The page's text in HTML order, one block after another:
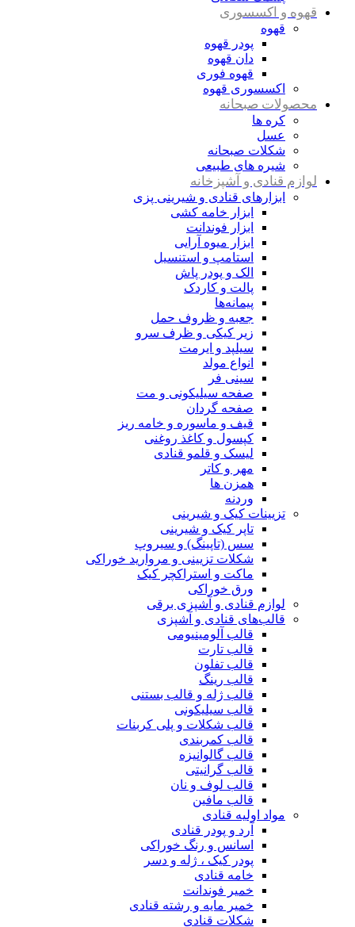
قهوه و اکسسوری
قهوه
پودر قهوه
دان قهوه
قهوه فوری
اکسسوری قهوه
محصولات صبحانه
کره ها
عسل
شکلات صبحانه
شیره های طبیعی
لوازم قنادی و آشپزخانه
ابزارهای قنادی و شیرینی پزی
ابزار خامه کشی
ابزار فوندانت
ابزار میوه آرایی
استامپ و استنسیل
الک و پودر پاش
پالت و کاردک
پیمانه‌ها
جعبه و ظروف حمل
زیر کیکی و ظرف سرو
سیلپد و ایرمت
انواع مولد
سینی فر
صفحه سیلیکونی و مت
صفحه گردان
قیف و ماسوره و خامه ریز
کپسول و کاغذ روغنی
لیسک و قلمو قنادی
مهر و کاتر
همزن ها
وردنه
تزیینات کیک و شیرینی
تاپر کیک و شیرینی
سس (تاپینگ) و سیروپ
شکلات تزیینی و مروارید خوراکی
ماکت و استراکچر کیک
ورق خوراکی
لوازم قنادی و آشپزی برقی
قالب‌های قنادی و آشپزی
قالب آلومینیومی
قالب تارت
قالب تفلون
قالب رینگ
قالب ژله و قالب بستنی
قالب سیلیکونی
قالب شکلات و پلی کربنات
قالب کمربندی
قالب گالوانیزه
قالب گرانیتی
قالب لوف و نان
قالب مافین
مواد اولیه قنادی
آرد و پودر قنادی
اسانس و رنگ خوراکی
پودر کیک ، ژله و دسر
خامه قنادی
خمیر فوندانت
خمیر مایه و رشته قنادی
شکلات قنادی